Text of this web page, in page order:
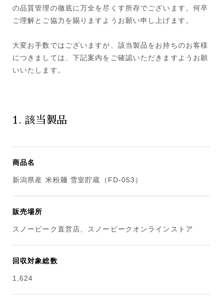
の品質管理の徹底に万全を尽くす所存でございます。何卒
ご理解とご協力を賜りますようお願い申し上げます。
大変お手数ではございますが、該当製品をお持ちのお客様
につきましては、下記案内をご確認いただきますようお願
いいたします。
1. 該当製品
商品名
新潟県産 米粉麺 雪室貯蔵（FD-053）
販売場所
スノーピーク直営店、スノーピークオンラインストア
回収対象総数
1,624